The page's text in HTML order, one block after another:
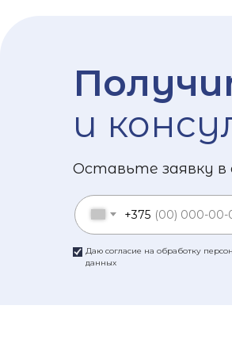
и
Оставьте заявку в
Даю согласие на обработку
данных
+375